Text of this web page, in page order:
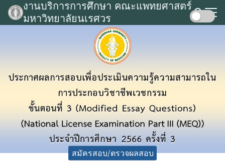
Skip
งานบริการการศึกษา คณะแพทยศาสตร์
มหาวิทยาลัยนเรศวร
สมัครสอบ/ตรวจผลสอบ